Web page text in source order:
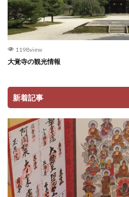
1198view
大覚寺の観光情報
新着記事